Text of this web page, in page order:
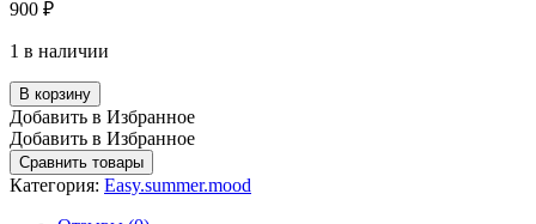
900 ₽
1 в наличии
В корзину
Добавить в Избранное
Добавить в Избранное
Сравнить товары
Категория: Easy.summer.mood